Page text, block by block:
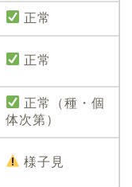
正常
正常
正常（種・個
体次第）
様子見